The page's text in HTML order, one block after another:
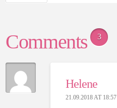
Comments 3
Helene
21.09.2018 AT 18:57